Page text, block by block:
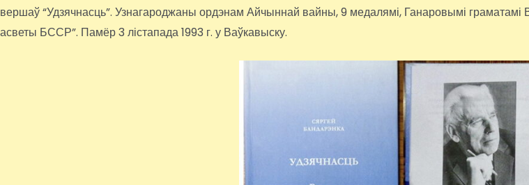
вершаў “Удзячнасць”. Узнагароджаны ордэнам Айчыннай вайны, 9 медалямі, Ганаровымі
асветы БССР”. Памёр 3 лістапада 1993 г. у Ваўкавыску.